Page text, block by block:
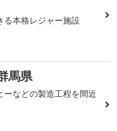
る本格レジャー施設
馬県
ーなどの製造工程を間近